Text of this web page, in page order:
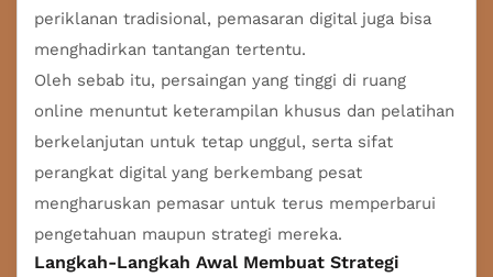
periklanan tradisional, pemasaran digital juga bisa
menghadirkan tantangan tertentu.
Oleh sebab itu, persaingan yang tinggi di ruang
online menuntut keterampilan khusus dan pelatihan
berkelanjutan untuk tetap unggul, serta sifat
perangkat digital yang berkembang pesat
mengharuskan pemasar untuk terus memperbarui
pengetahuan maupun strategi mereka.
Langkah-Langkah Awal Membuat Strategi